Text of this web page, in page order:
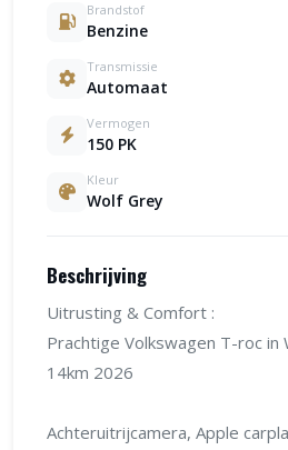
Brandstof
Benzine
Transmissie
Automaat
Vermogen
150 PK
Kleur
Wolf Grey
Beschrijving
Uitrusting & Comfort :
Prachtige Volkswagen T-roc in
14km 2026
Achteruitrijcamera, Apple